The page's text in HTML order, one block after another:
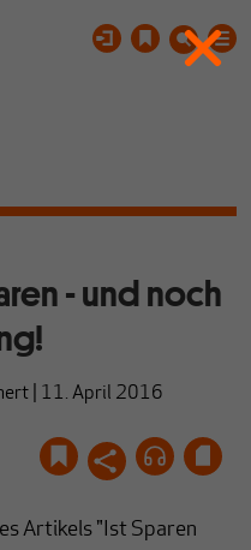
- und noch
11. April 2016
Artikels "Ist Sparen